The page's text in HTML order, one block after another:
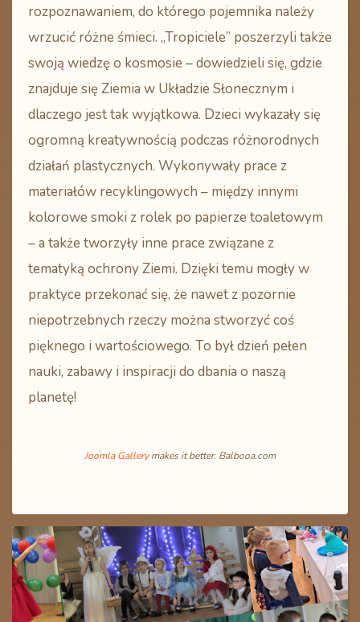
rozpoznawaniem, do którego pojemnika należy
wrzucić różne śmieci. „Tropiciele” poszerzyli także
swoją wiedzę o kosmosie – dowiedzieli się, gdzie
znajduje się Ziemia w Układzie Słonecznym i
dlaczego jest tak wyjątkowa. Dzieci wykazały się
ogromną kreatywnością podczas różnorodnych
działań plastycznych. Wykonywały prace z
materiałów recyklingowych – między innymi
kolorowe smoki z rolek po papierze toaletowym
– a także tworzyły inne prace związane z
tematyką ochrony Ziemi. Dzięki temu mogły w
praktyce przekonać się, że nawet z pozornie
niepotrzebnych rzeczy można stworzyć coś
pięknego i wartościowego. To był dzień pełen
nauki, zabawy i inspiracji do dbania o naszą
planetę!
Joomla Gallerymakes it better. Balbooa.com